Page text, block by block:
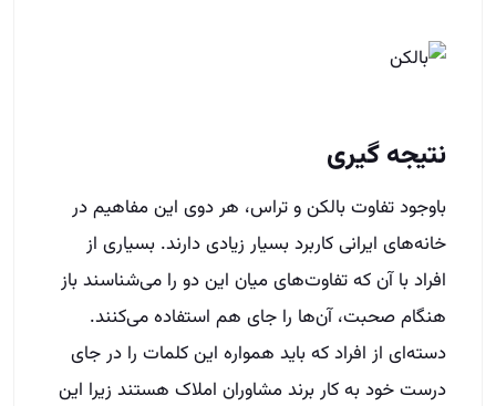
نتیجه گیری
باوجود تفاوت بالکن و تراس، هر دوی این مفاهیم در
خانه‌های ایرانی کاربرد بسیار زیادی دارند. بسیاری از
افراد با ‌آن‌ که تفاوت‌های میان این دو را می‌شناسند باز
هنگام صحبت، آن‌ها را جای هم استفاده می‌کنند.
دسته‌ای از افراد که باید همواره این کلمات را در جای
درست خود به کار برند مشاوران املاک هستند زیرا این